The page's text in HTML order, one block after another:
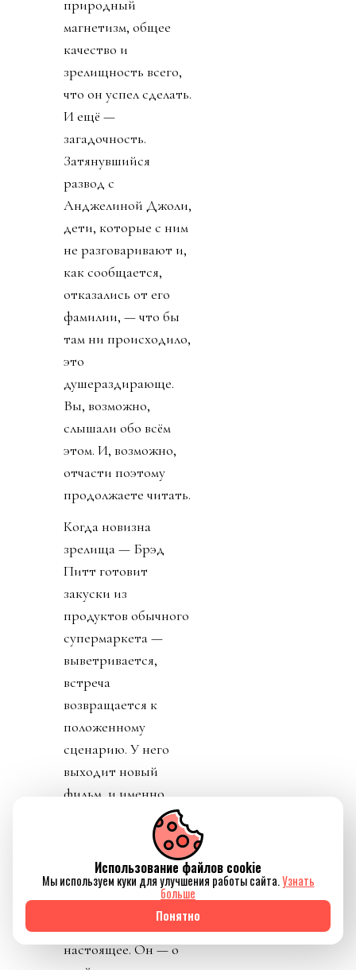
природный
магнетизм, общее
качество и
зрелищность всего,
что он успел сделать.
И ещё —
загадочность.
Затянувшийся
развод с
Анджелиной Джоли,
дети, которые с ним
не разговаривают и,
как сообщается,
отказались от его
фамилии, — что бы
там ни происходило,
это
душераздирающе.
Вы, возможно,
слышали обо всём
этом. И, возможно,
отчасти поэтому
продолжаете читать.
Когда новизна
зрелища — Брэд
Питт готовит
закуски из
продуктов обычного
супермаркета —
выветривается,
встреча
возвращается к
положенному
сценарию. У него
выходит новый
фильм, и именно
ради разговора о нём
он, разумеется, меня
и пригласил. Но
выясняется, что
фильм затрагивает
настоящее. Он — о
Использование файлов cookie
Мы используем куки для улучшения работы сайта.Узнать
больше
Понятно